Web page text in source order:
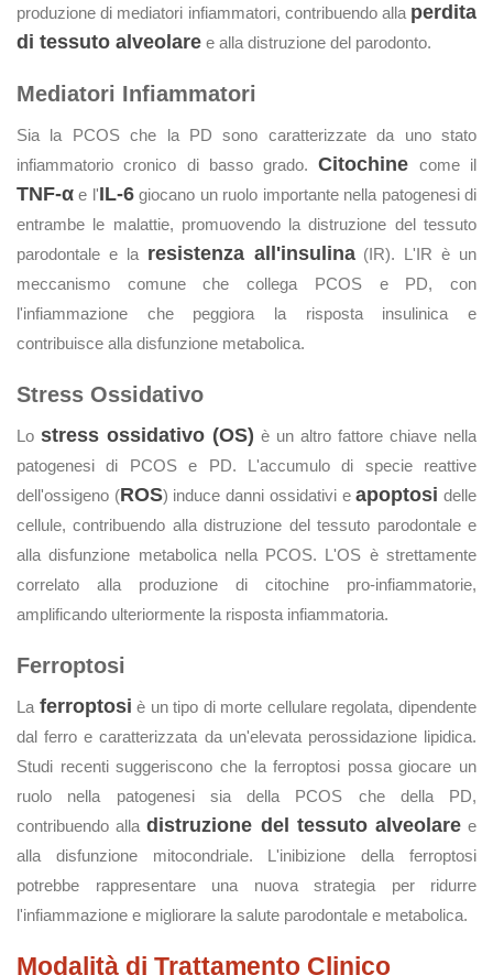
produzione di mediatori infiammatori, contribuendo alla perdita
di tessuto alveolare e alla distruzione del parodonto.
Mediatori Infiammatori
Sia la PCOS che la PD sono caratterizzate da uno stato
infiammatorio cronico di basso grado.Citochine come il
TNF-α e l'IL-6giocano un ruolo importante nella patogenesi di
entrambe le malattie, promuovendo la distruzione del tessuto
parodontale e la resistenza all'insulina(IR). L'IR è un
meccanismo comune che collega PCOS e PD, con
l'infiammazione che peggiora la risposta insulinica e
contribuisce alla disfunzione metabolica.
Stress Ossidativo
Lo stress ossidativo (OS) è un altro fattore chiave nella
patogenesi di PCOS e PD. L'accumulo di specie reattive
dell'ossigeno (ROS) induce danni ossidativi eapoptosi delle
cellule, contribuendo alla distruzione del tessuto parodontale e
alla disfunzione metabolica nella PCOS. L'OS è strettamente
correlato alla produzione di citochine pro-infiammatorie,
amplificando ulteriormente la risposta infiammatoria.
Ferroptosi
La ferroptosi è un tipo di morte cellulare regolata, dipendente
dal ferro e caratterizzata da un'elevata perossidazione lipidica.
Studi recenti suggeriscono che la ferroptosi possa giocare un
ruolo nella patogenesi sia della PCOS che della PD,
contribuendo alladistruzione del tessuto alveolaree
alla disfunzione mitocondriale. L'inibizione della ferroptosi
potrebbe rappresentare una nuova strategia per ridurre
l'infiammazione e migliorare la salute parodontale e metabolica.
Modalità di Trattamento Clinico